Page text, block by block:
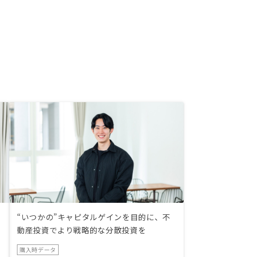
“いつかの”キャピタルゲインを目的に、不
動産投資でより戦略的な分散投資を
購入時データ